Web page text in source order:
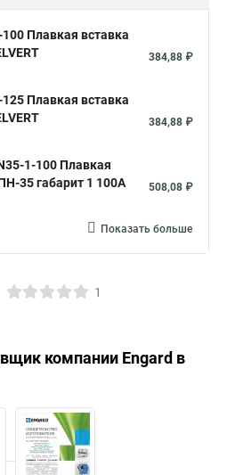
Плавкая вставка
384,88 ₽
Плавкая вставка
384,88 ₽
1-100 Плавкая
35 габарит 1 100А
508,08 ₽
Показать больше
1
компании Engard в